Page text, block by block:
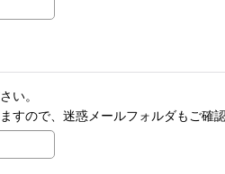
い。
すので、迷惑メールフォルダもご確認